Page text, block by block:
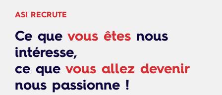
ASI RECRUTE
Ce que vous êtes nous
intéresse,
ce que vous allez devenir
nous passionne !